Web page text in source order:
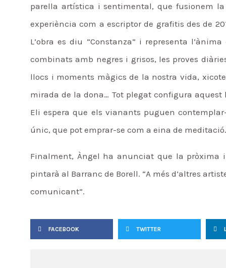
parella artística i sentimental, que fusionem
experiència com a escriptor de grafitis des de
L’obra es diu “Constanza” i representa
combinats amb negres i grisos, les proves
llocs i moments màgics de la nostra vida,
mirada de la dona… Tot plegat configura aquest
Eli espera que els vianants puguen
únic, que pot emprar-se com a eina de meditació.
Finalment, Àngel ha anunciat que la pròxima
pintarà al Barranc de Borell. “A més d’altres
comunicant”.
FACEBOOK TWITTER